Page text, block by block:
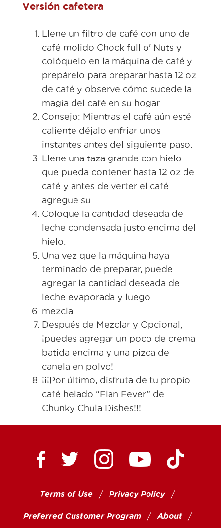
Versión cafetera
Llene un filtro de café con uno de
café molido Chock full o' Nuts y
colóquelo en la máquina de café y
prepárelo para preparar hasta 12 oz
de café y observe cómo sucede la
magia del café en su hogar.
Consejo: Mientras el café aún esté
caliente déjalo enfriar unos
instantes antes del siguiente paso.
Llene una taza grande con hielo
que pueda contener hasta 12 oz de
café y antes de verter el café
agregue su
Coloque la cantidad deseada de
leche condensada justo encima del
hielo.
Una vez que la máquina haya
terminado de preparar, puede
agregar la cantidad deseada de
leche evaporada y luego
mezcla.
Después de Mezclar y Opcional,
¡puedes agregar un poco de crema
batida encima y una pizca de
canela en polvo!
¡¡¡Por último, disfruta de tu propio
café helado “Flan Fever” de
Chunky Chula Dishes!!!
Ctown Supermarkets on Facebook
Ctown Supermarkets on
Ctown Supermarkets
Ctown Ctown
Terms of Use Privacy Policy
Preferred Customer Program About